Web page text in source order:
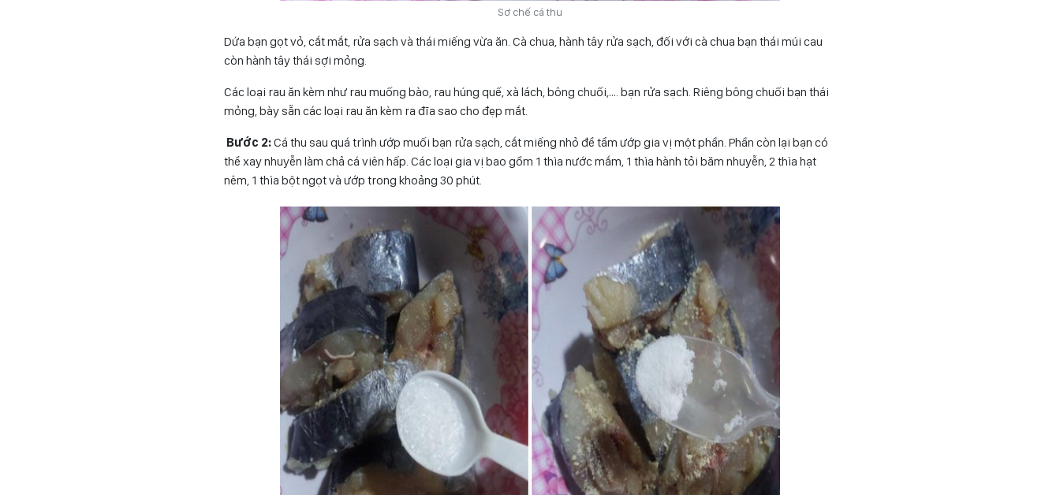
Sơ chế cá thu
Dứa bạn gọt vỏ, cắt mắt, rửa sạch và thái miếng vừa ăn. Cà chua, hành tây rửa sạch, đối với cà chua bạn thái múi cau
còn hành tây thái sợi mỏng.
Các loại rau ăn kèm như rau muống bào, rau húng quế, xà lách, bông chuối,…. bạn rửa sạch. Riêng bông chuối bạn thái
mỏng, bày sẵn các loại rau ăn kèm ra đĩa sao cho đẹp mắt.
Bước 2:Cá thu sau quá trình ướp muối bạn rửa sạch, cắt miếng nhỏ để tẩm ướp gia vị một phần. Phần còn lại bạn có
thể xay nhuyễn làm chả cá viên hấp. Các loại gia vị bao gồm 1 thìa nước mắm, 1 thìa hành tỏi băm nhuyễn, 2 thìa hạt
nêm, 1 thìa bột ngọt và ướp trong khoảng 30 phút.